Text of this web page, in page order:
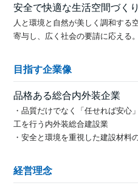
安全で快適な生活空間づくり
人と環境と自然が美しく調和する
寄与し、広く社会の要請に応える。
目指す企業像
品格ある総合内外装企業
・品質だけでなく「任せれば安心
工を行う内外装総合建設業
・安全と環境を重視した建設材料
経営理念